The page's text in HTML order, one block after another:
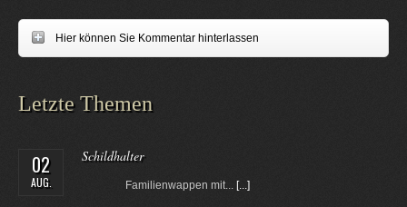
Hier können Sie Kommentar hinterlassen
Letzte Themen
02
AUG.
Schildhalter
Familienwappen mit... [...]